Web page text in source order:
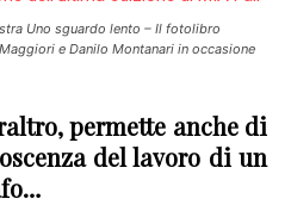
Uno sguardo lento – Il fotolibro
e Danilo Montanari in occasione
permette anche di
del lavoro di un